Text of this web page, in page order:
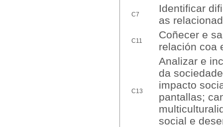
C7
Identificar
as
C11
Coñecer e
relación coa
C13
Analizar e
da
impacto
pantallas;
social e